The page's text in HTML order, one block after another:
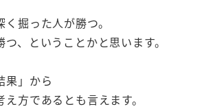
掘った人が勝つ。
、ということかと思います。
果」から
方であるとも言えます。